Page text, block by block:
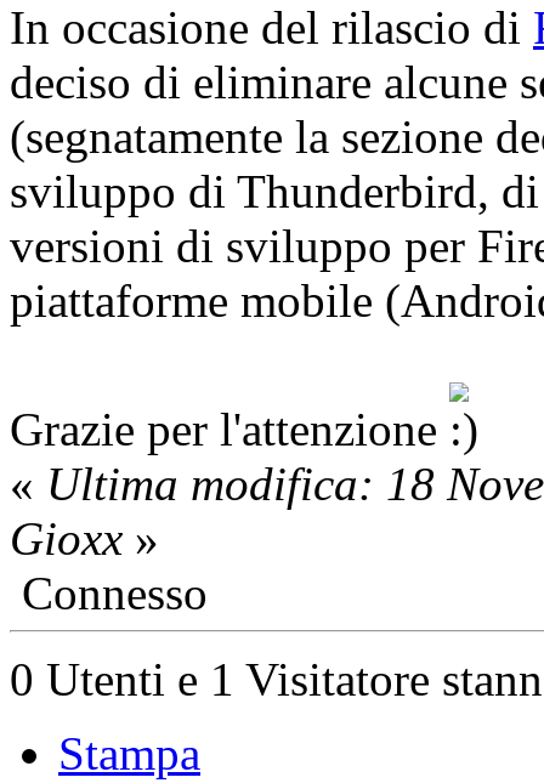
In occasione del rilascio di
deciso di eliminare alcune
(segnatamente la sezione
sviluppo di Thunderbird,
versioni di sviluppo per
piattaforme mobile
Grazie per l'attenzione
« Ultima modifica: 18
Gioxx »
Connesso
0 Utenti e 1 Visitatore
Stampa